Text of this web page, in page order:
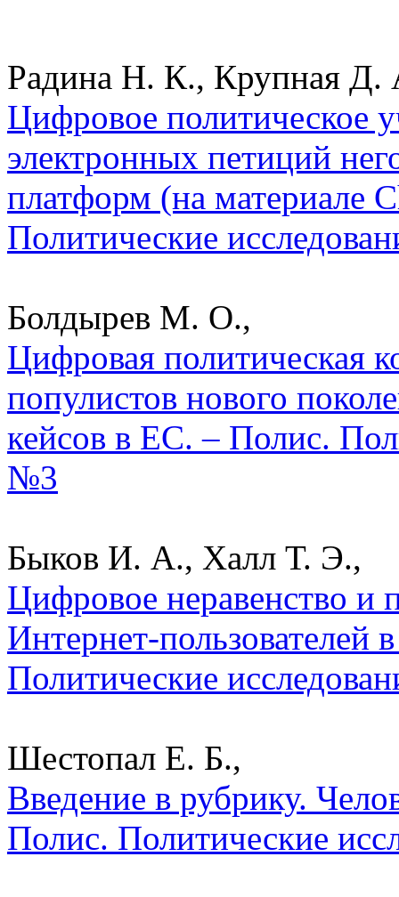
Радина Н. К., Крупная Д.
Цифровое политическое
электронных петиций
платформ (на материале
Политические
Болдырев М. О.,
Цифровая политическая
популистов нового
кейсов в ЕС. – Полис.
№3
Быков И. А., Халл Т. Э.,
Цифровое неравенство и
Интернет-пользователей
Политические
Шестопал Е. Б.,
Введение в рубрику.
Полис. Политические